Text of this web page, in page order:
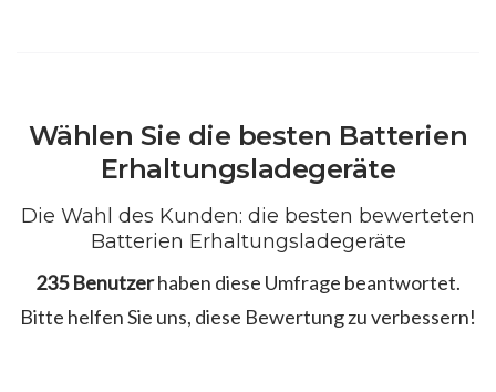
Wählen Sie die besten Batterien
Erhaltungsladegeräte
Die Wahl des Kunden: die besten bewerteten
Batterien Erhaltungsladegeräte
235 Benutzerhaben diese Umfrage beantwortet.
Bitte helfen Sie uns, diese Bewertung zu verbessern!